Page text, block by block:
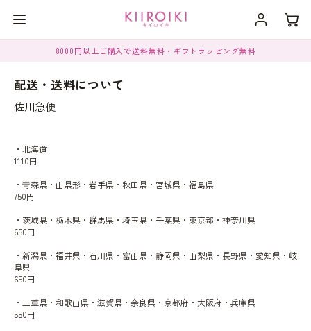
8000円以上ご購入で送料無料・ギフトラッピング無料
配送・送料について
佐川急便
・北海道
1110円
・青森県・山県形・岩手県・秋田県・宮城県・福島県
750円
・茨城県・栃木県・群馬県・埼玉県・千葉県・東京都・神奈川県
650円
・新潟県・福井県・石川県・富山県・静岡県・山梨県・長野県・愛知県・岐
阜県
650円
・三重県・和歌山県・滋賀県・奈良県・京都府・大阪府・兵庫県
550円